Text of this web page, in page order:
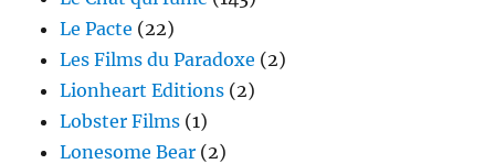
Le Pacte (22)
Les Films du Paradoxe (2)
Lionheart Editions (2)
Lobster Films (1)
Lonesome Bear (2)